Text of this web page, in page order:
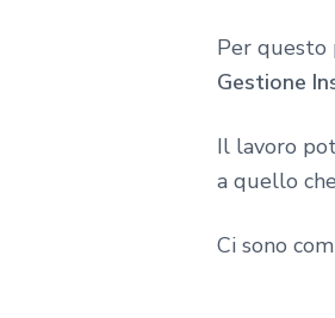
Per questo
Gestione
Il lavoro
a quello
Ci sono